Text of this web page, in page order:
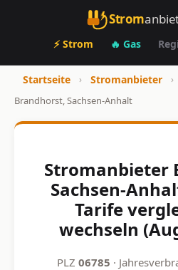
Strom
⚡ Strom 🔥 Gas
Startseite › Stromanbieter ›
Brandhorst, Sachsen-Anhalt
Stromanbieter
Sachsen-
Tarife
wechseln
PLZ 06785 ·